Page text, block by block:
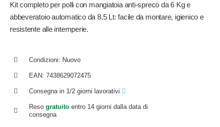
Kit completo per polli con mangiatoia anti-spreco da 6 Kg e
abbeveratoio automatico da 8,5 Lt: facile da montare, igienico e
resistente alle intemperie.
Condizioni: Nuovo
EAN: 7438629072475
Consegna in 1/2 giorni lavorativi
Reso gratuito entro 14 giorni dalla data di
consegna